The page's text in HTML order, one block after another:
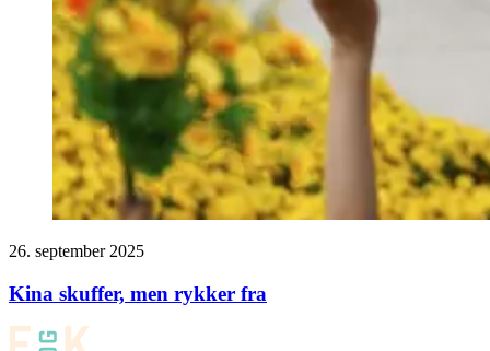
26. september 2025
Kina skuffer, men rykker fra